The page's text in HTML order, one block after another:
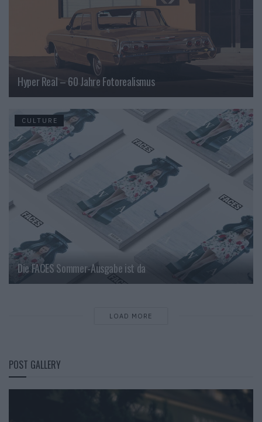
Hyper Real – 60 Jahre Fotorealismus
CULTURE
Die FACES Sommer-Ausgabe ist da
LOAD MORE
POST GALLERY